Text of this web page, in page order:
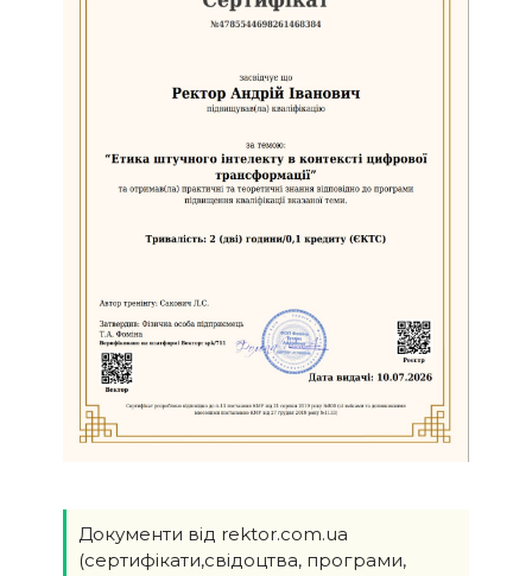
Документи від rektor.com.ua
(сертифікати,свідоцтва, програми,